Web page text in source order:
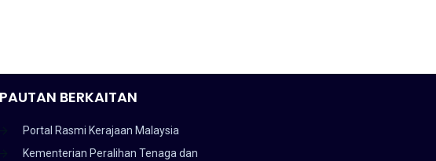
PAUTAN BERKAITAN
Portal Rasmi Kerajaan Malaysia
Kementerian Peralihan Tenaga dan